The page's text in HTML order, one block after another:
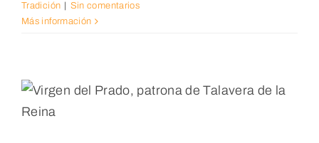
Tradición
Sin comentarios
Más información